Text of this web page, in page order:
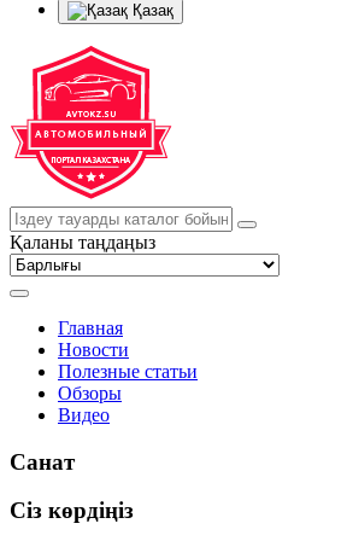
Қазақ
Қаланы таңдаңыз
Главная
Новости
Полезные статьи
Обзоры
Видео
Санат
Сіз көрдіңіз